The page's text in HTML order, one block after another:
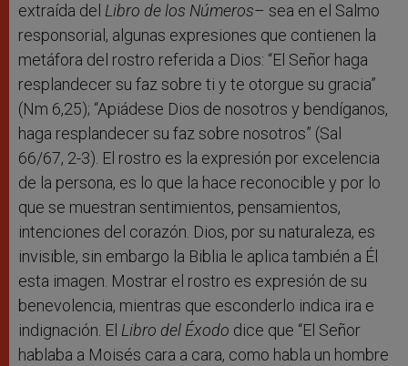
extraída del Libro de los Números– sea en el Salmo
responsorial, algunas expresiones que contienen la
metáfora del rostro referida a Dios: “El Señor haga
resplandecer su faz sobre ti y te otorgue su gracia”
(Nm 6,25); “Apiádese Dios de nosotros y bendíganos,
haga resplandecer su faz sobre nosotros” (Sal
66/67, 2-3). El rostro es la expresión por excelencia
de la persona, es lo que la hace reconocible y por lo
que se muestran sentimientos, pensamientos,
intenciones del corazón. Dios, por su naturaleza, es
invisible, sin embargo la Biblia le aplica también a Él
esta imagen. Mostrar el rostro es expresión de su
benevolencia, mientras que esconderlo indica ira e
indignación. El Libro del Éxodo dice que “El Señor
hablaba a Moisés cara a cara, como habla un hombre